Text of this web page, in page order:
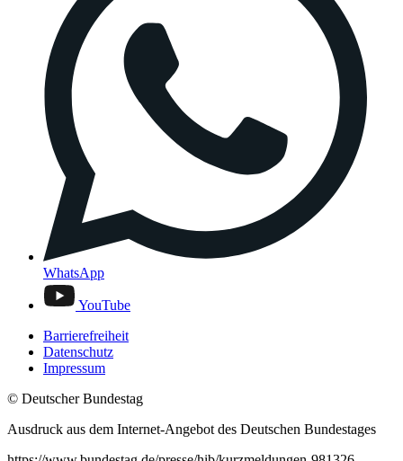
WhatsApp
YouTube
Barrierefreiheit
Datenschutz
Impressum
© Deutscher Bundestag
Ausdruck aus dem Internet-Angebot des Deutschen Bundestages